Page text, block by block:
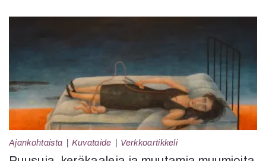
Ajankohtaista Kuvataide Verkkoartikkeli